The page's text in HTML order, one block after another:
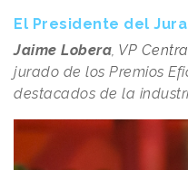
El Presidente del
Jaime Lobera, VP
jurado de los Premios
destacados de la